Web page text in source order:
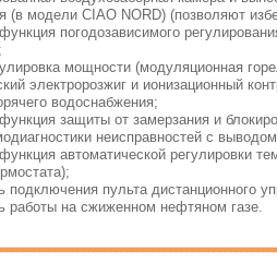
(в модели CIAO NORD) (позволяют
погодозависимого
мощности (модуляционная
электророзжиг и ионизационный
водоснабжения;
защиты от замерзания и
неисправностей с
автоматической регулировки
подключения пульта дистанционного
работы на сжиженном нефтяном газе.